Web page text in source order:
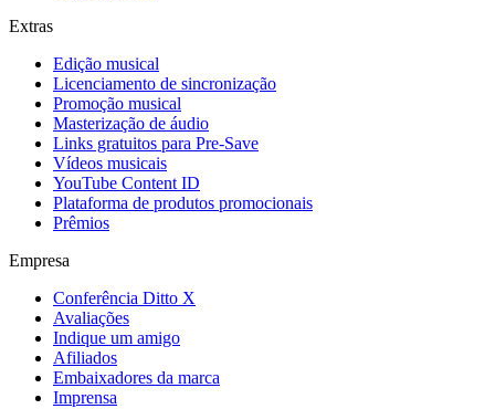
Extras
Edição musical
Licenciamento de sincronização
Promoção musical
Masterização de áudio
Links gratuitos para Pre-Save
Vídeos musicais
YouTube Content ID
Plataforma de produtos promocionais
Prêmios
Empresa
Conferência Ditto X
Avaliações
Indique um amigo
Afiliados
Embaixadores da marca
Imprensa